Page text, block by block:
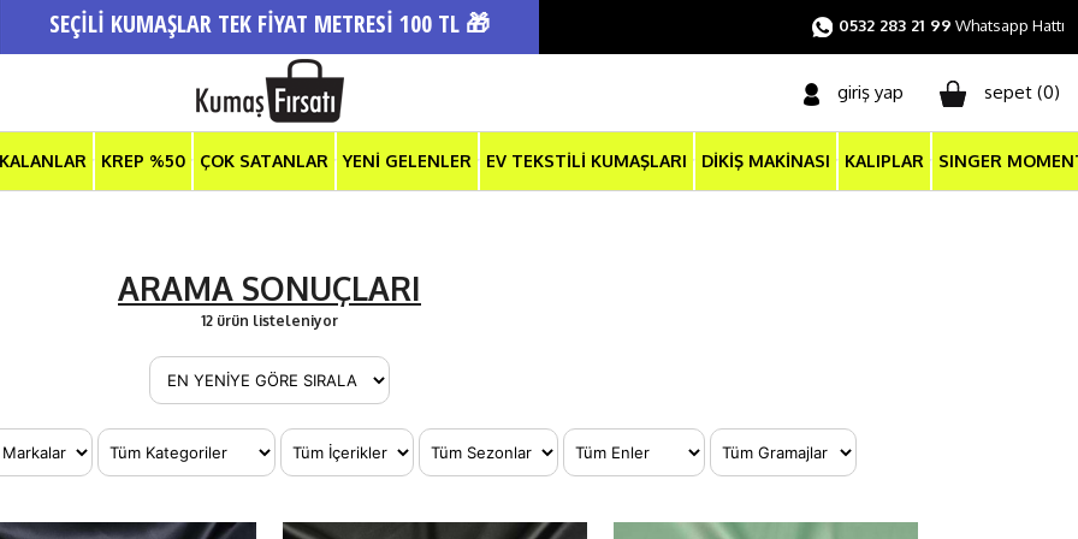
SEÇİLİ KUMAŞLAR TEK FİYAT METRESİ 100 TL 🎁 0532 283 21 99 Whatsapp Hattı
giriş yap sepet (0)
KREP %50 ÇOK SATANLAR YENİ GELENLER EV TEKSTİLİ KUMAŞLARI DİKİŞ MAKİNASI KALIPLAR SINGER
ARAMA SONUÇLARI
12 ürün listeleniyor